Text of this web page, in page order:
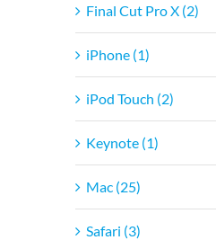
Final Cut Pro X (2)
iPhone (1)
iPod Touch (2)
Keynote (1)
Mac (25)
Safari (3)